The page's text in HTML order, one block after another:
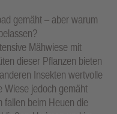
gemäht – aber warum
Mähwiese mit
dieser Pflanzen bieten
Insekten wertvolle
Wiese jedoch gemäht
fallen beim Heuen die